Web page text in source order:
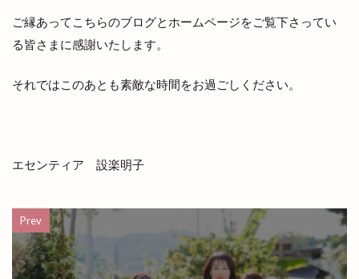
ご縁あってこちらのブログとホームページをご覧下さってい
る皆さまに感謝いたします。
それではこのあとも素敵な時間をお過ごしください。
エセンティア 設楽明子
Prev